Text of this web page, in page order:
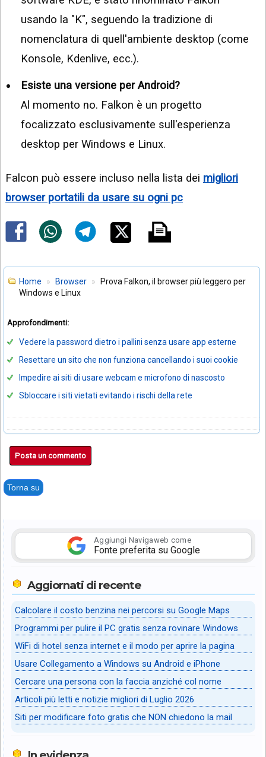
usando la "K", seguendo la tradizione di
nomenclatura di quell'ambiente desktop (come
Konsole, Kdenlive, ecc.).
Esiste una versione per Android?
Al momento no. Falkon è un progetto
focalizzato esclusivamente sull'esperienza
desktop per Windows e Linux.
Falcon può essere incluso nella lista dei migliori
browser portatili da usare su ogni pc
Home Browser
Prova Falkon, il browser più leggero per
Windows e Linux
Approfondimenti:
Vedere la password dietro i pallini senza usare app esterne
Resettare un sito che non funziona cancellando i suoi cookie
Impedire ai siti di usare webcam e microfono di nascosto
Sbloccare i siti vietati evitando i rischi della rete
Posta un commento
Torna su
Aggiungi Navigaweb come
Fonte preferita su Google
Aggiornati di recente
Calcolare il costo benzina nei percorsi su Google Maps
Programmi per pulire il PC gratis senza rovinare Windows
WiFi di hotel senza internet e il modo per aprire la pagina
Usare Collegamento a Windows su Android e iPhone
Cercare una persona con la faccia anziché col nome
Articoli più letti e notizie migliori di Luglio 2026
Siti per modificare foto gratis che NON chiedono la mail